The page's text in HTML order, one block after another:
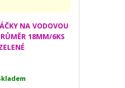
NA VODOVOU
18MM/6KS